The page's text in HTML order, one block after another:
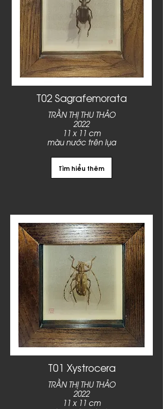
T02 Sagrafemorata
TRẦN THỊ THU THẢO
2022
11 x 11 cm
màu nước trên lụa
Tìm hiểu thêm
T01 Xystrocera
TRẦN THỊ THU THẢO
2022
11 x 11 cm